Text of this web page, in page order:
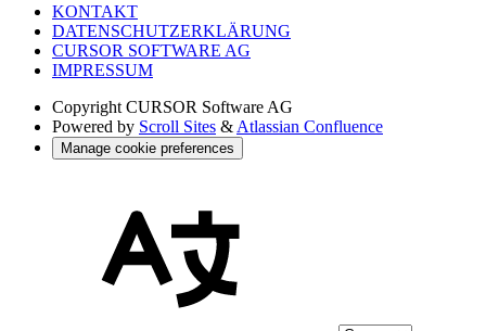
KONTAKT
DATENSCHUTZERKLÄRUNG
CURSOR SOFTWARE AG
IMPRESSUM
Copyright CURSOR Software AG
Powered by Scroll Sites & Atlassian Confluence
Manage cookie preferences